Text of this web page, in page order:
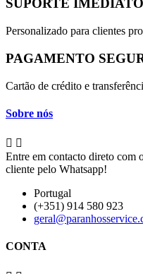
SUPORTE IMEDIATO
Personalizado para clientes
PAGAMENTO
Cartão de crédito e
Sobre nós
 
Entre em contacto direto com
cliente pelo Whatsapp!
Portugal
(+351) 914 580 923
CONTA